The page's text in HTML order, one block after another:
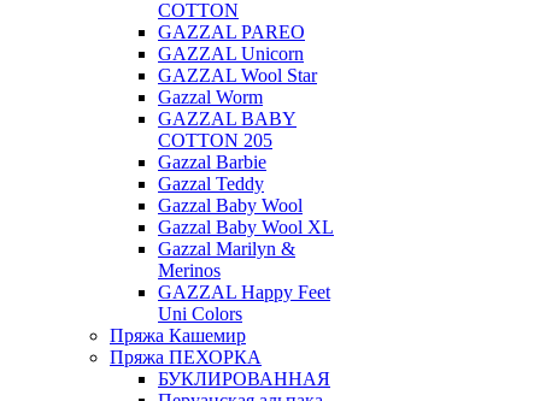
COTTON
GAZZAL PAREO
GAZZAL Unicorn
GAZZAL Wool Star
Gazzal Worm
GAZZAL BABY
COTTON 205
Gazzal Barbie
Gazzal Teddy
Gazzal Baby Wool
Gazzal Baby Wool XL
Gazzal Marilyn &
Merinos
GAZZAL Happy Feet
Uni Colors
Пряжа Кашемир
Пряжа ПЕХОРКА
БУКЛИРОВАННАЯ